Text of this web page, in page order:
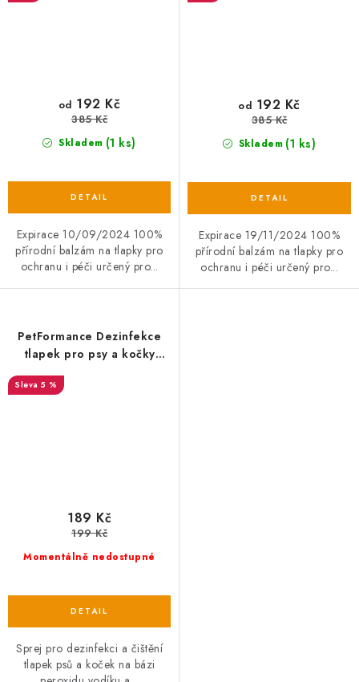
Skladem (1 ks)
od 192 Kč
385 Kč
Expirace 10/09/2024 100%
přírodní balzám na tlapky pro
ochranu i péči určený pro...
Skladem (1 ks)
od 192 Kč
385 Kč
Expirace 19/11/2024 100%
přírodní balzám na tlapky pro
ochranu i péči určený pro...
PetFormance Dezinfekce
tlapek pro psy a kočky
5 %
Momentálně nedostupné
189 Kč
199 Kč
Sprej pro dezinfekci a čištění
tlapek psů a koček na bázi